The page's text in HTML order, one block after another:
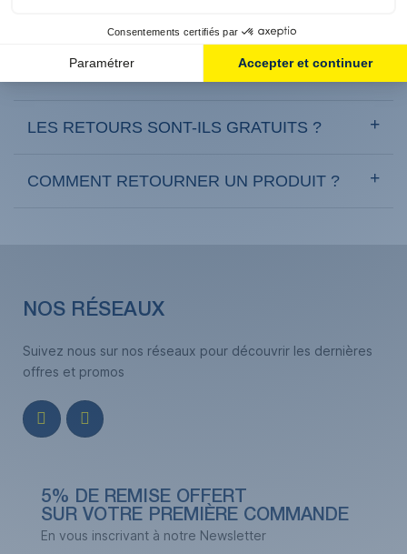
QUELS SONT NOS DÉLAIS DE LIVRAISON
LES RETOURS SONT-ILS GRATUITS ?
COMMENT RETOURNER UN PRODUIT ?
NOS RÉSEAUX
Suivez nous sur nos réseaux pour découvrir les dernières
offres et promos
5% DE REMISE OFFERT
SUR VOTRE PREMIÈRE COMMANDE
En vous inscrivant à notre Newsletter